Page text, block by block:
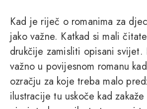
Kad je riječ o romanima za
jako važne. Katkad si mali
drukčije zamisliti opisani
važno u povijesnom romanu
ozračju za koje treba malo
ilustracije tu uskoče kad